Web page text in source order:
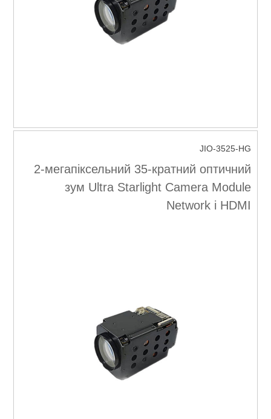
JIO-3525-HG
2-мегапіксельний 35-кратний оптичний
зум Ultra Starlight Camera Module
Network і HDMI